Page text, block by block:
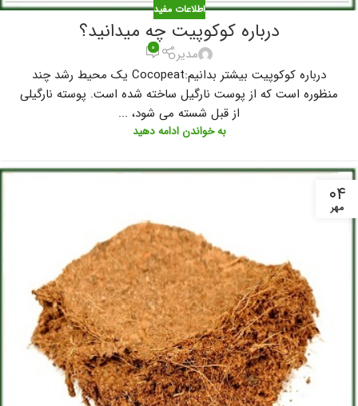
اطلاعات مفید
درباره کوکوپیت چه میدانید؟
مدیر ۰
درباره کوکوپیت بیشتر بدانیم:Cocopeat یک محیط رشد چند
منظوره است که از پوست نارگیل ساخته شده است. پوسته نارگیلی
از قبل شسته می شود، ...
به خواندن ادامه دهید
۰۴
مهر